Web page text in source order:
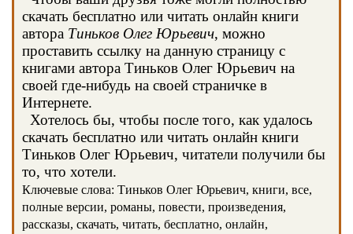
скачать бесплатно или читать онлайн книги
автора Тиньков Олег Юрьевич, можно
проставить ссылку на данную страницу с
книгами автора Тиньков Олег Юрьевич на
своей где-нибудь на своей страничке в
Интернете.
Хотелось бы, чтобы после того, как удалось
скачать бесплатно или читать онлайн книги
Тиньков Олег Юрьевич, читатели получили бы
то, что хотели.
Ключевые слова: Тиньков Олег Юрьевич, книги, все,
полные версии, романы, повести, произведения,
рассказы, скачать, читать, бесплатно, онлайн,